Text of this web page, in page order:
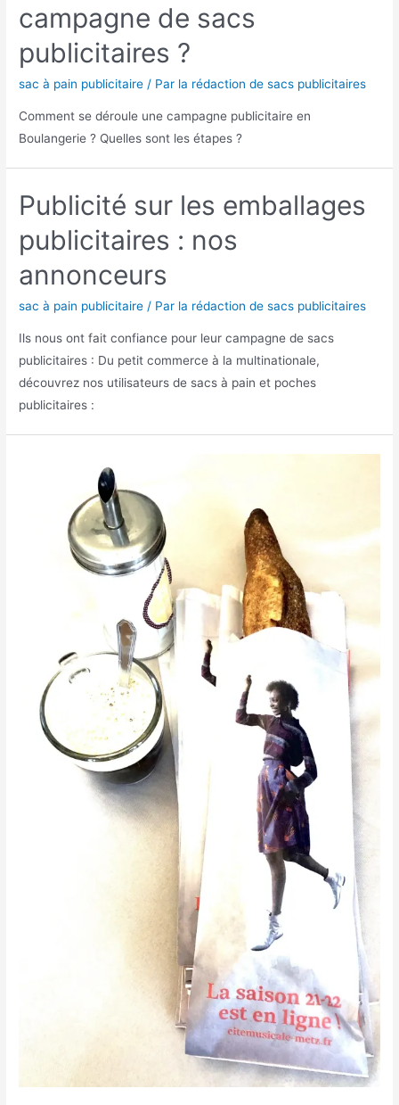
campagne de sacs
publicitaires ?
sac à pain publicitaire / Par la rédaction de sacs publicitaires
Comment se déroule une campagne publicitaire en
Boulangerie ? Quelles sont les étapes ?
Publicité sur les emballages
publicitaires : nos
annonceurs
sac à pain publicitaire / Par la rédaction de sacs publicitaires
Ils nous ont fait confiance pour leur campagne de sacs
publicitaires : Du petit commerce à la multinationale,
découvrez nos utilisateurs de sacs à pain et poches
publicitaires :